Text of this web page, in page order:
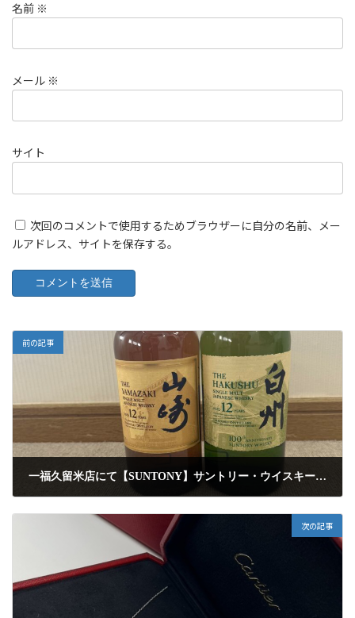
名前 ※
メール ※
サイト
次回のコメントで使用するためブラウザーに自分の名前、メー
ルアドレス、サイトを保存する。
前の記事
一福久留米店にて【SUNTONY】サントリー・ウイスキー・山崎12年・白州12年・100周年記念ラベル・700ml・2本セットを高額査定にて買取りしました
次の記事